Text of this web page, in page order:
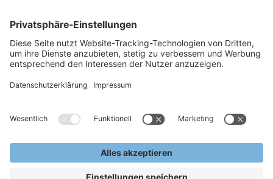
UNTERNEHMEN
RECHTLICHES
TOP ARBEITSSCHUTZ GMBH
24568 Kaltenkirchen
Fax +49 41 91/72 26 18-99
www.top-arbeitsschutz.de
Copyright © 2026, TOP Arbeitsschutz GmbH.